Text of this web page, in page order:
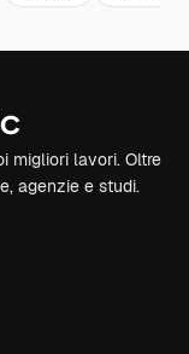
migliori lavori. Oltre
agenzie e studi.